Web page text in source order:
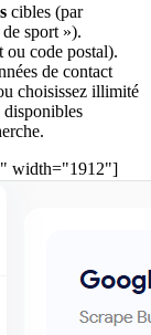
cibles (par
sport »).
ou code postal).
de contact
choisissez illimité
disponibles
width="1912"]